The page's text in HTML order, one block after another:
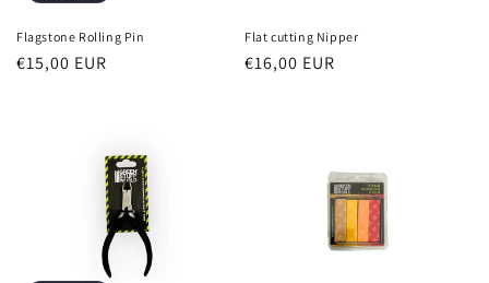
Flagstone Rolling Pin
Prezzo
€15,00 EUR
Flat cutting Nipper
Prezzo
€16,00 EUR